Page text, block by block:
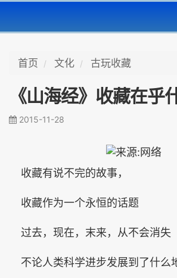
首页 文化 古玩收藏
《山海经》收藏在乎
2015-11-28
收藏有说不完的故事，
收藏作为一个永恒的话题
过去，现在，末来，从不会消失
不论人类科学进步发展到了什么